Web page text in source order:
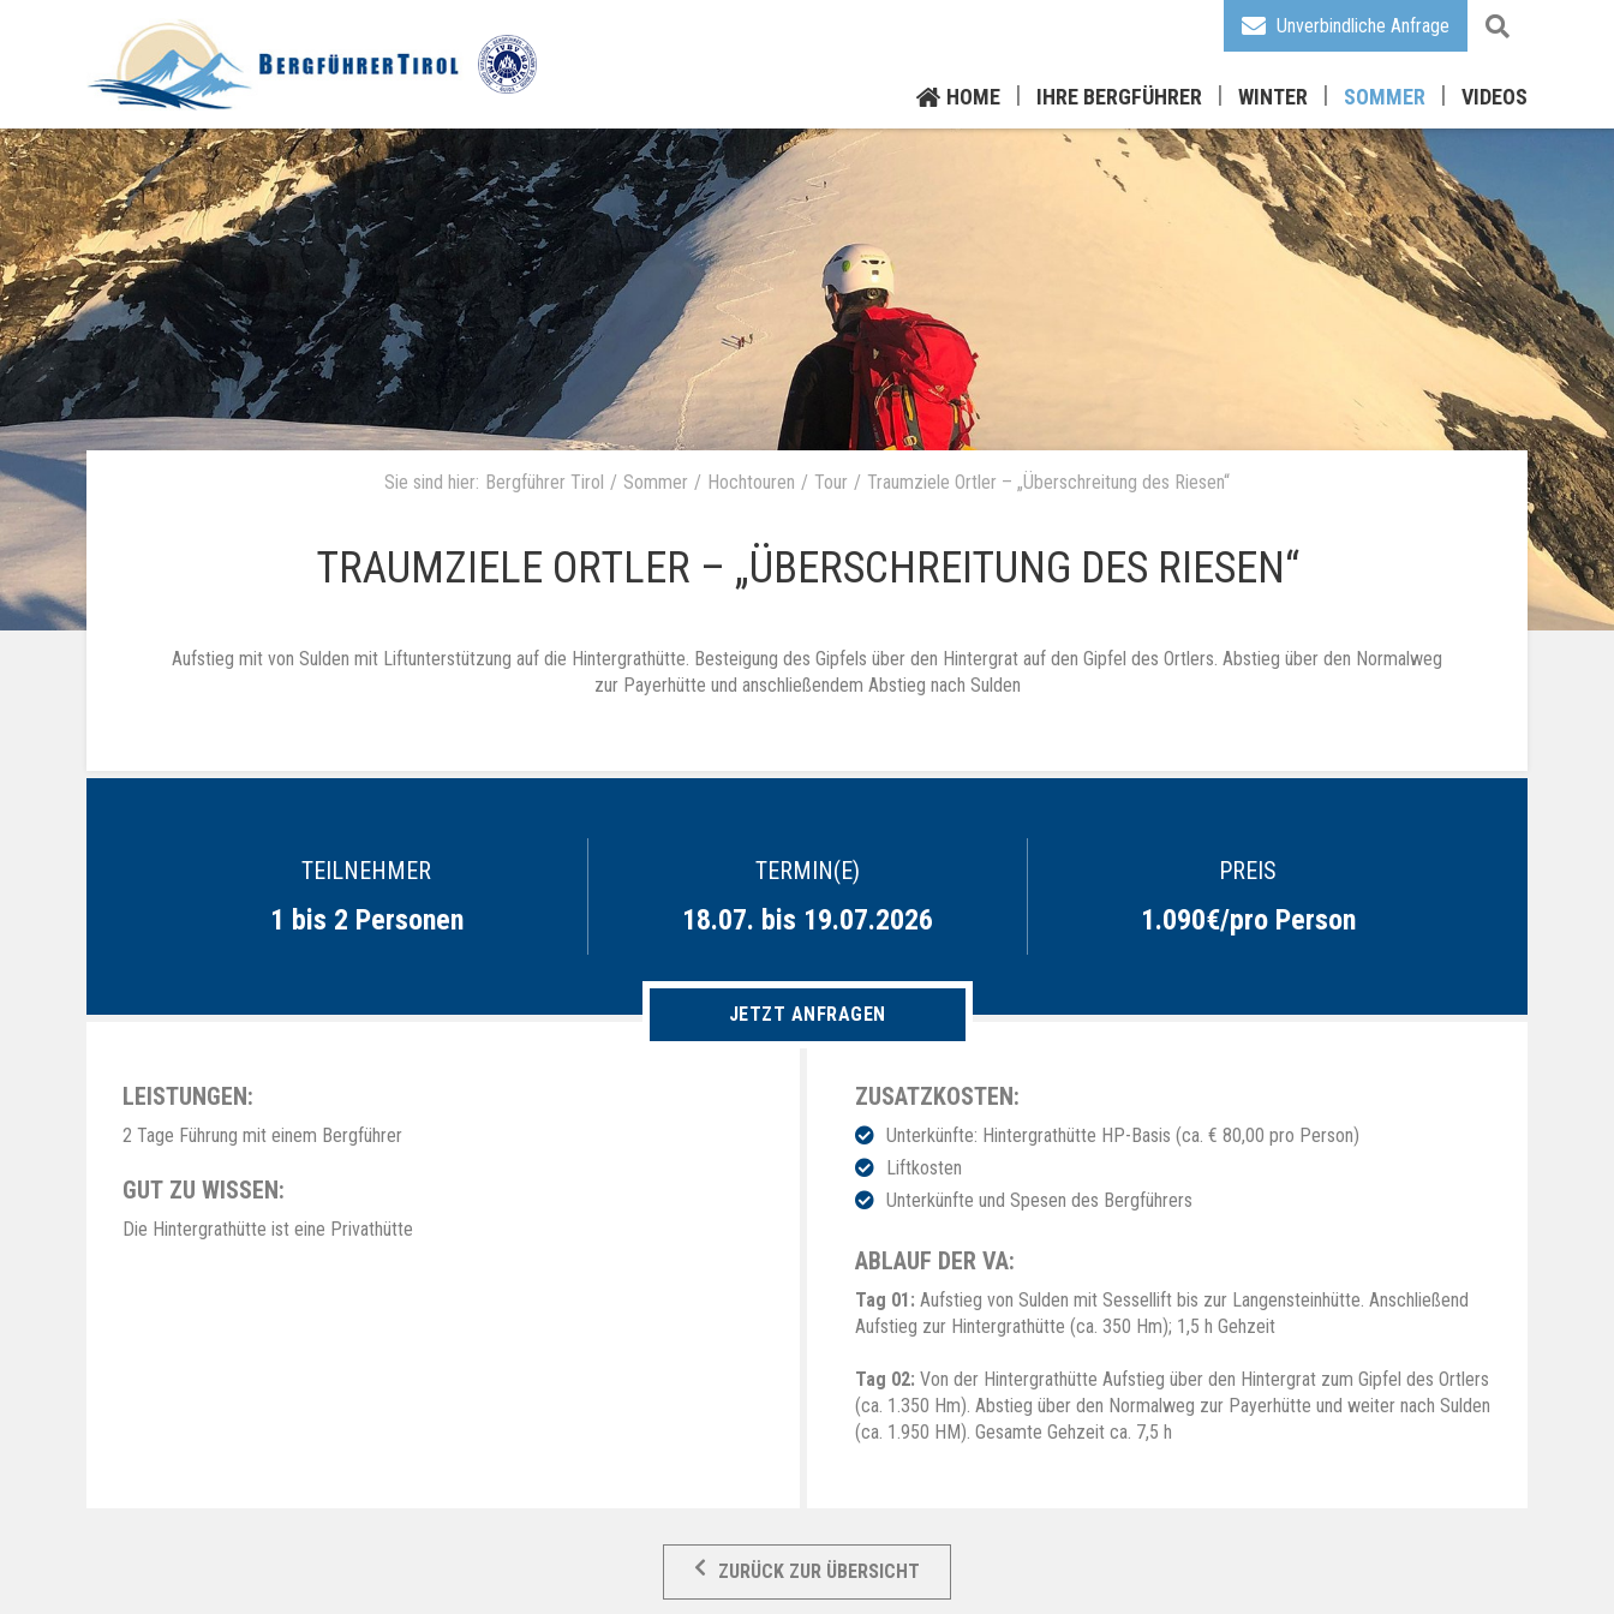
Sie sind hier: Bergführer Tirol Sommer Hochtouren Tour Traumziele Ortler – „Überschreitung des Riesen“
TRAUMZIELE ORTLER – „ÜBERSCHREITUNG DES RIESEN“
Aufstieg mit von Sulden mit Liftunterstützung auf die Hintergrathütte. Besteigung des Gipfels über den Hintergrat auf den Gipfel des Ortlers. Abstieg über den Normalweg
zur Payerhütte und anschließendem Abstieg nach Sulden
TEILNEHMER
1 bis 2 Personen
TERMIN(E)
18.07. bis 19.07.2026
PREIS
1.090€/pro Person
JETZT ANFRAGEN
LEISTUNGEN:
2 Tage Führung mit einem Bergführer
GUT ZU WISSEN:
Die Hintergrathütte ist eine Privathütte
ZUSATZKOSTEN:
Unterkünfte: Hintergrathütte HP-Basis (ca. € 80,00 pro Person)
Liftkosten
Unterkünfte und Spesen des Bergführers
ABLAUF DER VA:
Tag 01: Aufstieg von Sulden mit Sessellift bis zur Langensteinhütte. Anschließend
Aufstieg zur Hintergrathütte (ca. 350 Hm); 1,5 h Gehzeit
Tag 02: Von der Hintergrathütte Aufstieg über den Hintergrat zum Gipfel des Ortlers
(ca. 1.350 Hm). Abstieg über den Normalweg zur Payerhütte und weiter nach Sulden
(ca. 1.950 HM). Gesamte Gehzeit ca. 7,5 h
ZURÜCK ZUR ÜBERSICHT
Unverbindliche Anfrage
HOME IHRE BERGFÜHRER WINTER SOMMER VIDEOS